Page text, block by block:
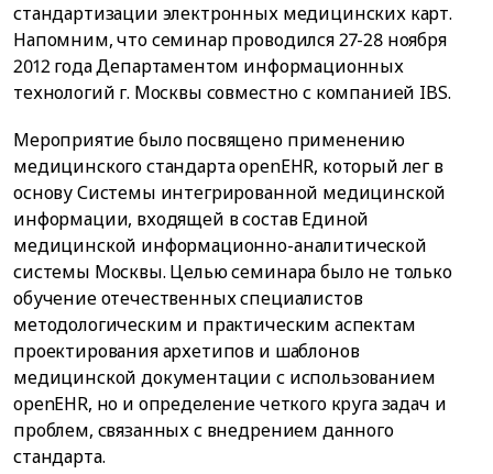
стандартизации электронных медицинских карт.
Напомним, что семинар проводился 27-28 ноября
2012 года Департаментом информационных
технологий г. Москвы совместно с компанией IBS.
Мероприятие было посвящено применению
медицинского стандарта openEHR, который лег в
основу Системы интегрированной медицинской
информации, входящей в состав Единой
медицинской информационно-аналитической
системы Москвы. Целью семинара было не только
обучение отечественных специалистов
методологическим и практическим аспектам
проектирования архетипов и шаблонов
медицинской документации с использованием
openEHR, но и определение четкого круга задач и
проблем, связанных с внедрением данного
стандарта.